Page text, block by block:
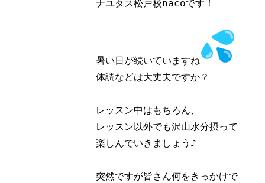
ナユタス松戸校nacoです！
暑い日が続いていますね
体調などは大丈夫ですか？
レッスン中はもちろん、
レッスン以外でも沢山水分摂って
楽しんでいきましょう♪
突然ですが皆さん何をきっかけで